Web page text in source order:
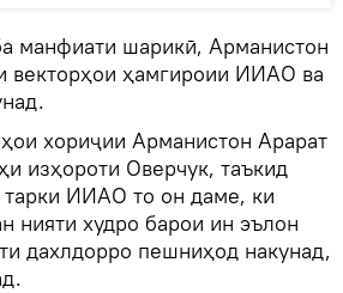
манфиати шарикӣ, Арманистон
векторҳои ҳамгироии ИИАО ва
хориҷии Арманистон Арарат
изҳороти Оверчук, таъкид
тарки ИИАО то он даме, ки
нияти худро барои ин эълон
дахлдорро пешниҳод накунад,